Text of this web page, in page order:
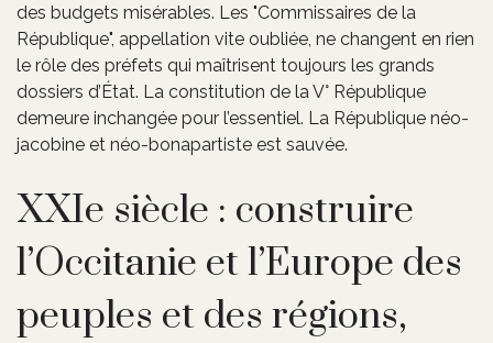
des budgets misérables. Les "Commissaires de la
République", appellation vite oubliée, ne changent en rien
le rôle des préfets qui maîtrisent toujours les grands
dossiers d’État. La constitution de la V° République
demeure inchangée pour l’essentiel. La République néo-
jacobine et néo-bonapartiste est sauvée.
XXIe siècle : construire
l’Occitanie et l’Europe des
peuples et des régions,